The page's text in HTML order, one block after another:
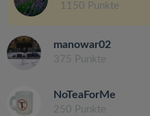
1150 Punkte
manowar02
375 Punkte
NoTeaForMe
250 Punkte